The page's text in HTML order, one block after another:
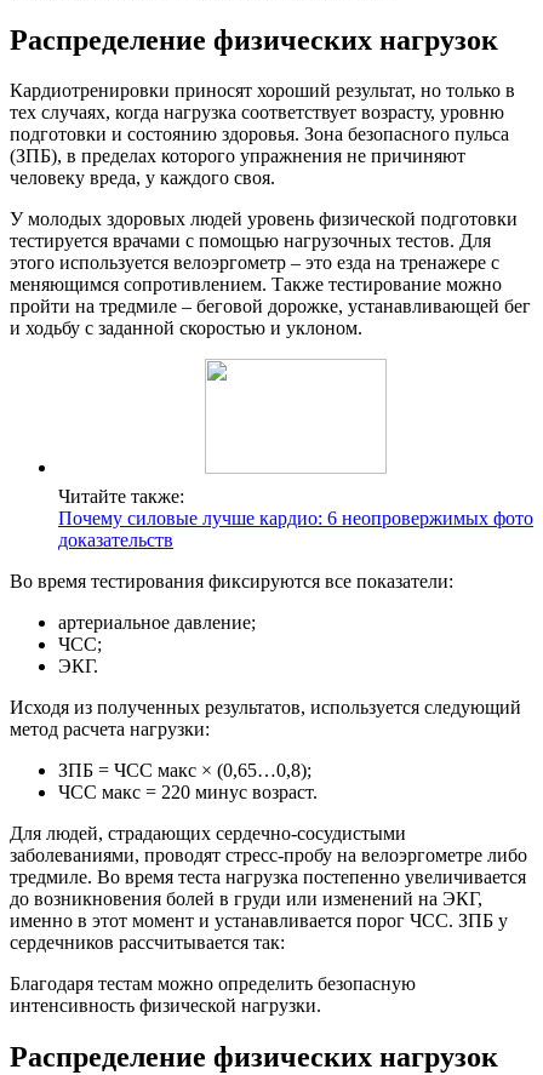
Распределение физических нагрузок
Кардиотренировки приносят хороший результат, но только в
тех случаях, когда нагрузка соответствует возрасту, уровню
подготовки и состоянию здоровья. Зона безопасного пульса
(ЗПБ), в пределах которого упражнения не причиняют
человеку вреда, у каждого своя.
У молодых здоровых людей уровень физической подготовки
тестируется врачами с помощью нагрузочных тестов. Для
этого используется велоэргометр – это езда на тренажере с
меняющимся сопротивлением. Также тестирование можно
пройти на тредмиле – беговой дорожке, устанавливающей бег
и ходьбу с заданной скоростью и уклоном.
Читайте также:
Почему силовые лучше кардио: 6 неопровержимых фото
доказательств
Во время тестирования фиксируются все показатели:
артериальное давление;
ЧСС;
ЭКГ.
Исходя из полученных результатов, используется следующий
метод расчета нагрузки:
ЗПБ = ЧСС макс × (0,65…0,8);
ЧСС макс = 220 минус возраст.
Для людей, страдающих сердечно-сосудистыми
заболеваниями, проводят стресс-пробу на велоэргометре либо
тредмиле. Во время теста нагрузка постепенно увеличивается
до возникновения болей в груди или изменений на ЭКГ,
именно в этот момент и устанавливается порог ЧСС. ЗПБ у
сердечников рассчитывается так:
Благодаря тестам можно определить безопасную
интенсивность физической нагрузки.
Распределение физических нагрузок